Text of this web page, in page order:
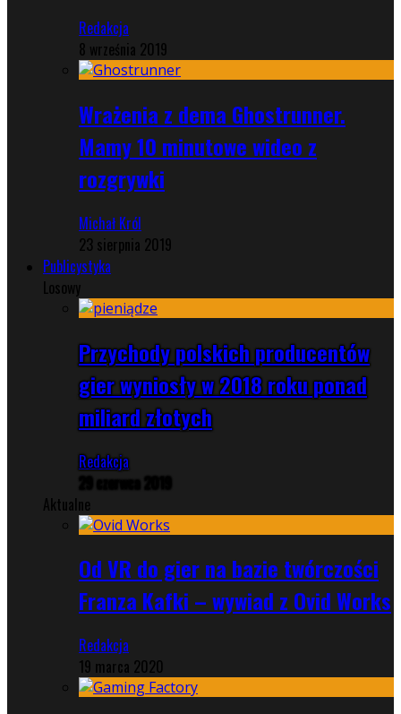
Redakcja
8 września 2019
Wrażenia z dema Ghostrunner.
Mamy 10 minutowe wideo z
rozgrywki
Michał Król
23 sierpnia 2019
Publicystyka
Losowy
Przychody polskich producentów
gier wyniosły w 2018 roku ponad
miliard złotych
Redakcja
29 czerwca 2019
Aktualne
Od VR do gier na bazie twórczości
Franza Kafki – wywiad z Ovid Works
Redakcja
19 marca 2020